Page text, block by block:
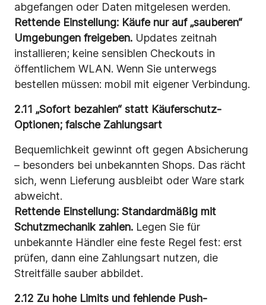
abgefangen oder Daten mitgelesen werden.
Rettende Einstellung: Käufe nur auf „sauberen“
Umgebungen freigeben. Updates zeitnah
installieren; keine sensiblen Checkouts in
öffentlichem WLAN. Wenn Sie unterwegs
bestellen müssen: mobil mit eigener Verbindung.
2.11 „Sofort bezahlen“ statt Käuferschutz-
Optionen; falsche Zahlungsart
Bequemlichkeit gewinnt oft gegen Absicherung
– besonders bei unbekannten Shops. Das rächt
sich, wenn Lieferung ausbleibt oder Ware stark
abweicht.
Rettende Einstellung: Standardmäßig mit
Schutzmechanik zahlen. Legen Sie für
unbekannte Händler eine feste Regel fest: erst
prüfen, dann eine Zahlungsart nutzen, die
Streitfälle sauber abbildet.
2.12 Zu hohe Limits und fehlende Push-